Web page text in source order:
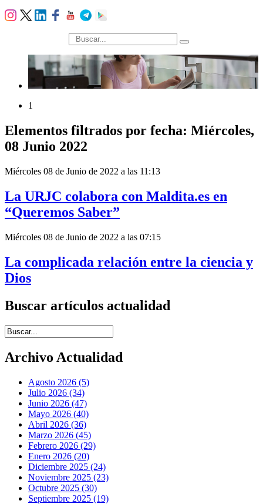
búsqueda
1
Elementos filtrados por fecha: Miércoles,
08 Junio 2022
Miércoles 08 de Junio de 2022 a las 11:13
La URJC colabora con Maldita.es en
“Queremos Saber”
Miércoles 08 de Junio de 2022 a las 07:15
La complicada relación entre la ciencia y
Dios
Buscar artículos actualidad
Introduce términos de búsqueda
Archivo Actualidad
Agosto 2026 (5)
Julio 2026 (34)
Junio 2026 (47)
Mayo 2026 (40)
Abril 2026 (36)
Marzo 2026 (45)
Febrero 2026 (29)
Enero 2026 (20)
Diciembre 2025 (24)
Noviembre 2025 (23)
Octubre 2025 (30)
Septiembre 2025 (19)